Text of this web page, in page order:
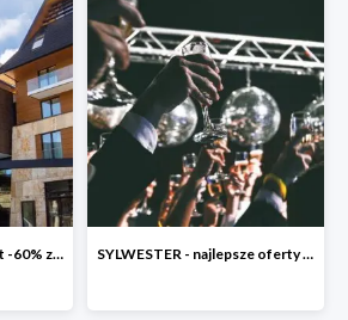
Super okazja w Travelist -60% za pobyt w Radisson Blu Hotel & Residences Zakopane SYLWESTER - najlepsze oferty w Travelist